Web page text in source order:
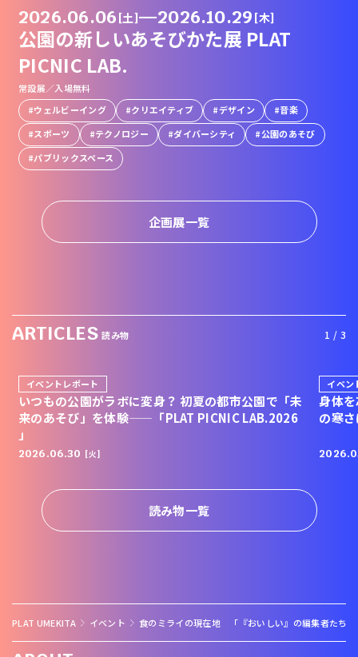
2026.06.06 [土] —2026.10.29 [木]
公園の新しいあそびかた展 PLAT
PICNIC LAB.
常設展／入場無料
ウェルビーイング
クリエイティブ デザイン
音楽
スポーツ
テクノロジー ダイバーシティ
公園のあそび
パブリックスペース
企画展一覧
ARTICLES 読み物 1 / 3
イベントレポート
いつもの公園がラボに変身？ 初夏の都市公園で「未
来のあそび」を体験——「PLAT PICNIC LAB.2026
」
2026.06.30 [火]
イベン
身体
の寒
読み物一覧
PLAT UMEKITA イベント 食のミライの現在地 「『おいしい』の編集者たち